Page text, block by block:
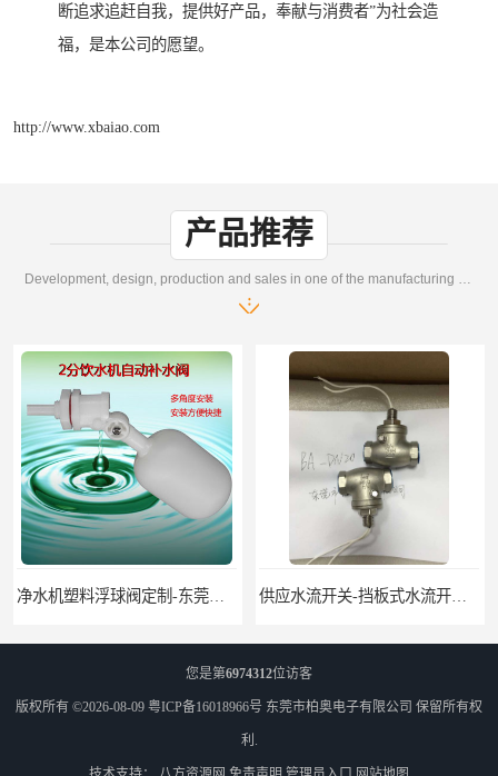
断追求追赶自我，提供好产品，奉献与消费者”为社会造
福，是本公司的愿望。
http://www.xbaiao.com
产品推荐
Development, design, production and sales in one of the manufacturing enterprises
您是第6974312位访客
版权所有 ©2026-08-09 粤ICP备16018966号 东莞市柏奥电子有限公司 保留所有权
利.